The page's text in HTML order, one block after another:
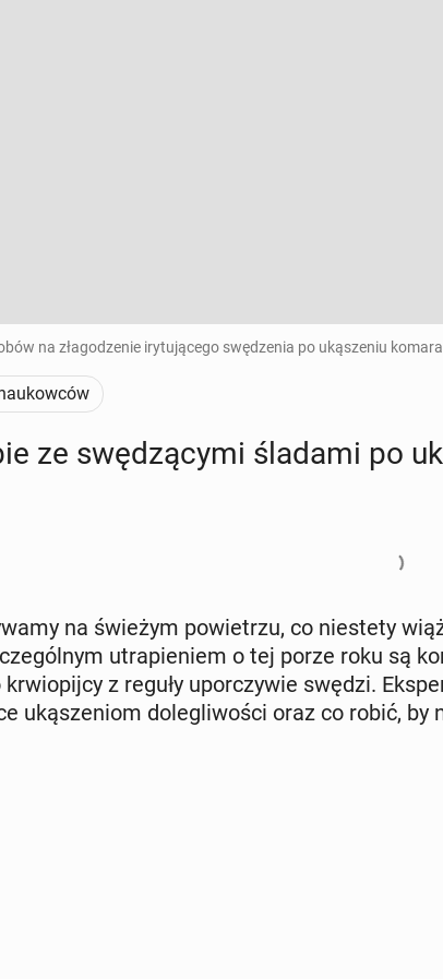
na złagodzenie irytującego swędzenia po ukąszeniu
ze swę­dzą­cy­mi śladami po
na świeżym po­wie­trzu, co nie­ste­ty
utra­pie­niem o tej porze roku są
z reguły upo­rczy­wie swędzi.
uką­sze­niom do­le­gli­wo­ści oraz co robić, by